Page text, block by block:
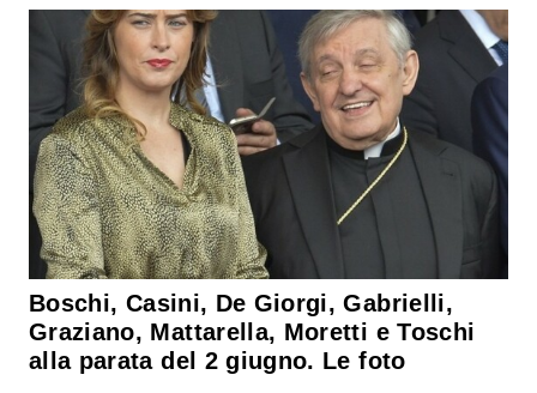
Boschi, Casini, De Giorgi, Gabrielli,
Graziano, Mattarella, Moretti e Toschi
alla parata del 2 giugno. Le foto